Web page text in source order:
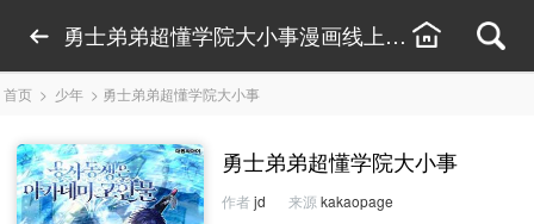
勇士弟弟超懂学院大小事漫画线上看-勇士弟弟超
首页 > 少年 > 勇士弟弟超懂学院大小事
勇士弟弟超懂学院大小事
作者 jd 来源 kakaopage